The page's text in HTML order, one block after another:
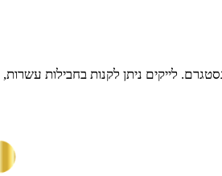
לייקים ניתן לקנות בחבילות